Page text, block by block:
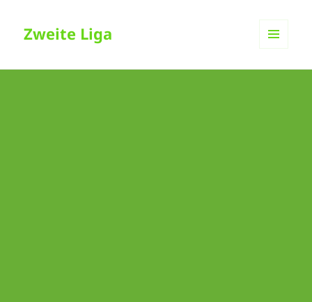
Zweite Liga